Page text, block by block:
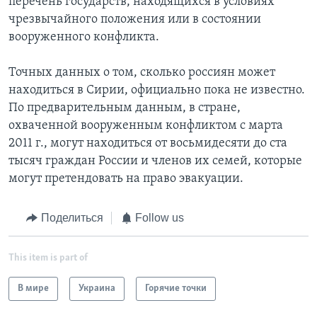
чрезвычайного положения или в состоянии
вооруженного конфликта.
Точных данных о том, сколько россиян может
находиться в Сирии, официально пока не известно.
По предварительным данным, в стране,
охваченной вооруженным конфликтом с марта
2011 г., могут находиться от восьмидесяти до ста
тысяч граждан России и членов их семей, которые
могут претендовать на право эвакуации.
Поделиться Follow us
This item is part of
В мире Украина Горячие точки